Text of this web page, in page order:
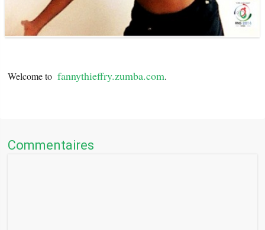
Welcome tofannythieffry.zumba.com.
Commentaires